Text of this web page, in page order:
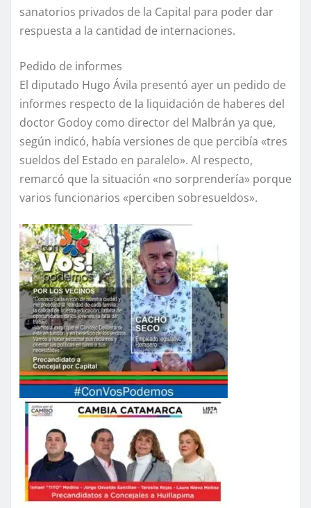
sanatorios privados de la Capital para poder dar
respuesta a la cantidad de internaciones.
Pedido de informes
El diputado Hugo Ávila presentó ayer un pedido de
informes respecto de la liquidación de haberes del
doctor Godoy como director del Malbrán ya que,
según indicó, había versiones de que percibía «tres
sueldos del Estado en paralelo». Al respecto,
remarcó que la situación «no sorprendería» porque
varios funcionarios «perciben sobresueldos».